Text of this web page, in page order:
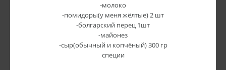
-молоко
-помидоры(у меня жёлтые) 2 шт
-болгарский перец 1шт
-майонез
-сыр(обычный и копчёный) 300 гр
специи